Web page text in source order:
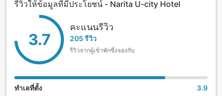
รีวิวให้ข้อมูลที่มีประโยชน์ - Narita U-city Hotel
3.7
คะแนนรีวิว
205 รีวิว
รีวิวจากผู้เข้าพักซึ่งจองกับ
ทำเลที่ตั้ง 3.9